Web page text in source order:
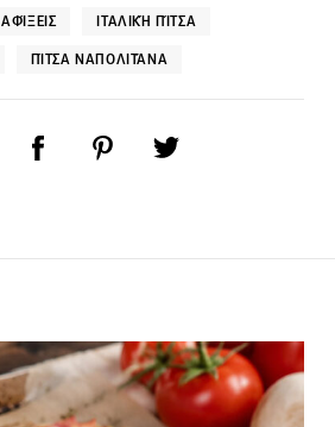
ΑΦΊΞΕΙΣ ΙΤΑΛΙΚΉ ΠΊΤΣΑ
ΠΊΤΣΑ ΝΑΠΟΛΙΤΆΝΑ